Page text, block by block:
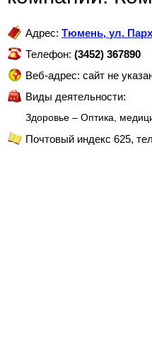
Адрес: Тюмень, ул.
Телефон: (3452) 367890
Веб-адрес: сайт не
Виды деятельности:
Здоровье – Оптика,
Почтовый индекс 625,